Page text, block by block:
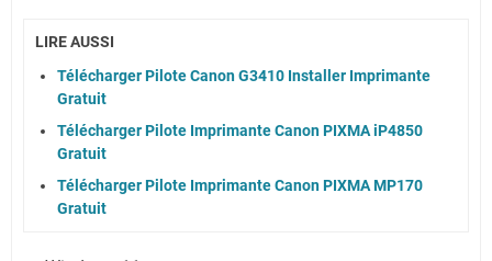
LIRE AUSSI
Télécharger Pilote Canon G3410 Installer Imprimante
Gratuit
Télécharger Pilote Imprimante Canon PIXMA iP4850
Gratuit
Télécharger Pilote Imprimante Canon PIXMA MP170
Gratuit